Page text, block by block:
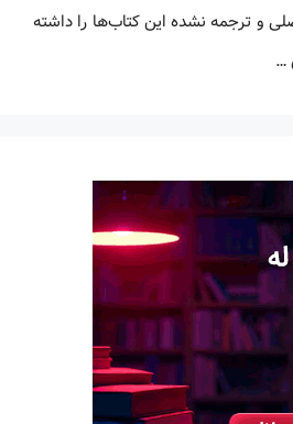
و ترجمه نشده این کتاب‌ها را داشته
…